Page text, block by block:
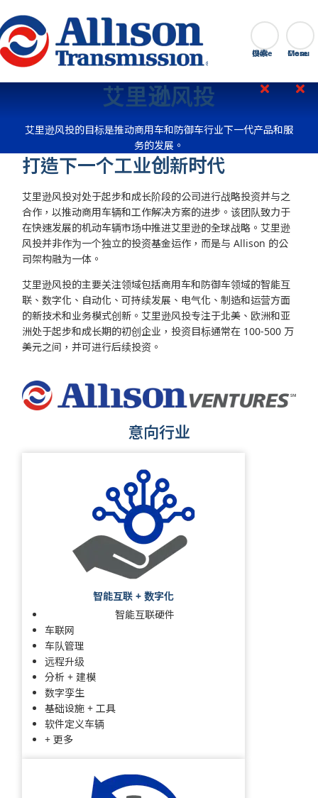
Go Home 搜索
Close
艾里逊风投
艾里逊风投的目标是推动商用车和防御车行业下一代产品和服
务的发展。
打造下一个工业创新时代
艾里逊风投对处于起步和成长阶段的公司进行战略投资并与之
合作，以推动商用车辆和工作解决方案的进步。该团队致力于
在快速发展的机动车辆市场中推进艾里逊的全球战略。艾里逊
风投并非作为一个独立的投资基金运作，而是与 Allison 的公
司架构融为一体。
艾里逊风投的主要关注领域包括商用车和防御车领域的智能互
联、数字化、自动化、可持续发展、电气化、制造和运营方面
的新技术和业务模式创新。艾里逊风投专注于北美、欧洲和亚
洲处于起步和成长期的初创企业，投资目标通常在 100-500 万
美元之间，并可进行后续投资。
意向行业
智能互联 + 数字化
智能互联硬件
车联网
车队管理
远程升级
分析 + 建模
数字孪生
基础设施 + 工具
软件定义车辆
+ 更多